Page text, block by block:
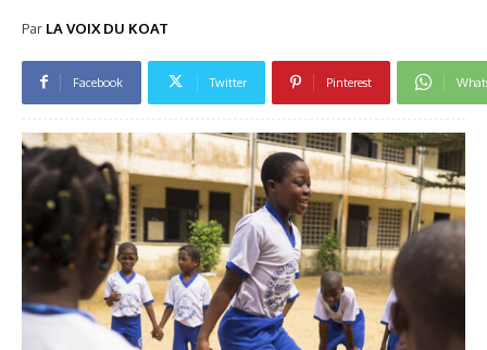
Par LA VOIX DU KOAT
Facebook Twitter Pinterest